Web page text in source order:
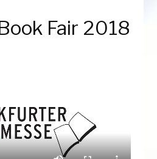
Fair 2018